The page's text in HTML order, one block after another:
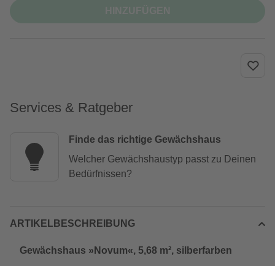
Services & Ratgeber
Finde das richtige Gewächshaus
Welcher Gewächshaustyp passt zu Deinen
Bedürfnissen?
ARTIKELBESCHREIBUNG
Gewächshaus »Novum«, 5,68 m², silberfarben